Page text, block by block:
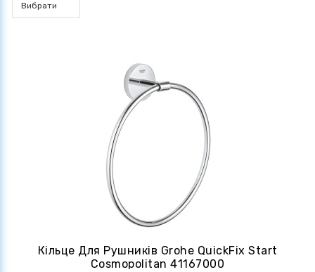
Вибрати
Кільце Для Рушників Grohe QuickFix Start
Cosmopolitan 41167000